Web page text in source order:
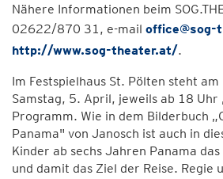
Nähere Informationen beim
02622/870 31, e-mail office@sog-
http://www.sog-theater.at/.
Im Festspielhaus St. Pölten steht
Samstag, 5. April, jeweils ab 18 Uhr
Programm. Wie in dem Bilderbuch
Panama" von Janosch ist auch in
Kinder ab sechs Jahren Panama
und damit das Ziel der Reise. Regie